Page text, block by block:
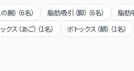
腕） （6名） 脂肪吸引（脚） （6名） 脂肪
クス（あご） （1名） ボトックス（額） （1名）